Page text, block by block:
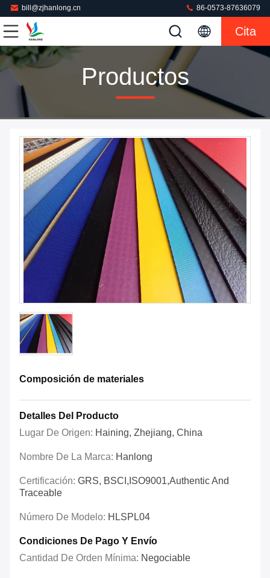
bill@zjhanlong.cn 86-0573-87636079
Cita
Productos
Composición de materiales
Detalles Del Producto
Lugar De Origen: Haining, Zhejiang, China
Nombre De La Marca: Hanlong
Certificación: GRS, BSCI,ISO9001,Authentic And
Traceable
Número De Modelo: HLSPL04
Condiciones De Pago Y Envío
Cantidad De Orden Mínima: Negociable